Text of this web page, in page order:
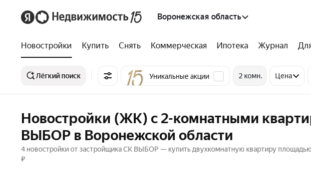
Воронежская область
Новостройки Купить Снять Коммерческая Ипотека Журнал
Лёгкий поиск Уникальные акции 2 комн. Цена
Новостройки (ЖК) с 2-комнатными
ВЫБОР в Воронежской области
4 новостройки от застройщика СК ВЫБОР — купить двухкомнатную квартиру
₽